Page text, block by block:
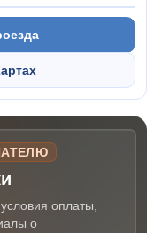
оплаты,
о